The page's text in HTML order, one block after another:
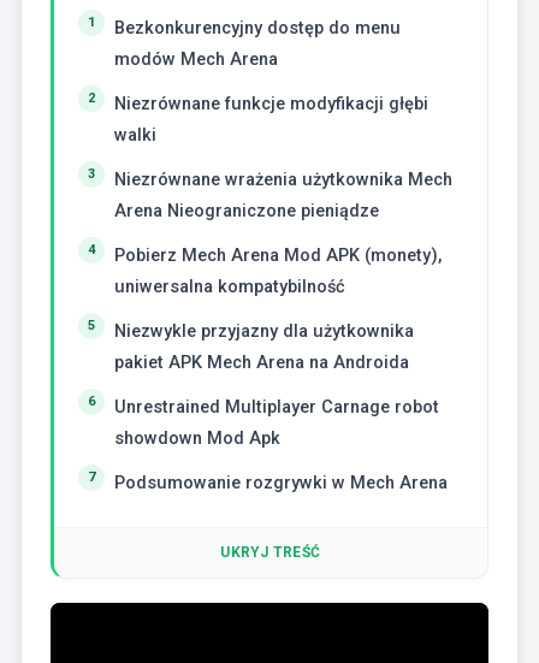
Bezkonkurencyjny dostęp do menu
modów Mech Arena
Niezrównane funkcje modyfikacji głębi
walki
Niezrównane wrażenia użytkownika Mech
Arena Nieograniczone pieniądze
Pobierz Mech Arena Mod APK (monety),
uniwersalna kompatybilność
Niezwykle przyjazny dla użytkownika
pakiet APK Mech Arena na Androida
Unrestrained Multiplayer Carnage robot
showdown Mod Apk
Podsumowanie rozgrywki w Mech Arena
UKRYJ TREŚĆ